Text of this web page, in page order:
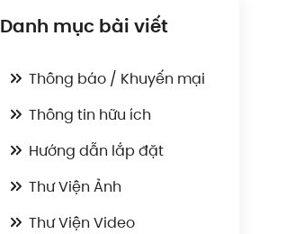
Danh mục bài viết
Thông báo / Khuyến mại
Thông tin hữu ích
Hướng dẫn lắp đặt
Thư Viện Ảnh
Thư Viện Video